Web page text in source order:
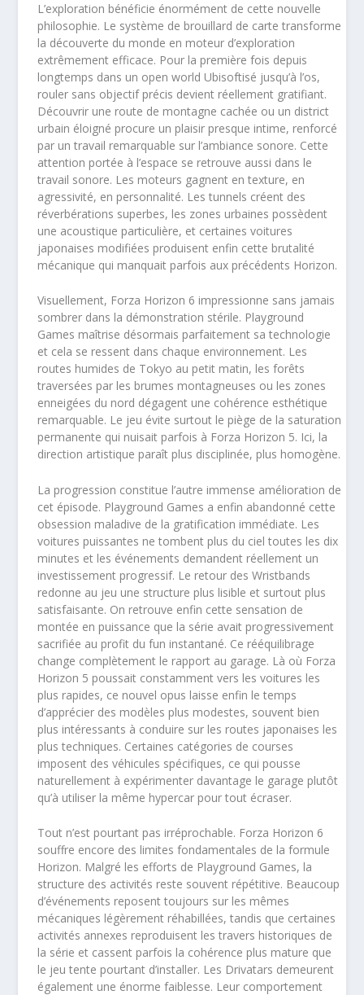
L’exploration bénéficie énormément de cette nouvelle
philosophie. Le système de brouillard de carte transforme
la découverte du monde en moteur d’exploration
extrêmement efficace. Pour la première fois depuis
longtemps dans un open world Ubisoftisé jusqu’à l’os,
rouler sans objectif précis devient réellement gratifiant.
Découvrir une route de montagne cachée ou un district
urbain éloigné procure un plaisir presque intime, renforcé
par un travail remarquable sur l’ambiance sonore. Cette
attention portée à l’espace se retrouve aussi dans le
travail sonore. Les moteurs gagnent en texture, en
agressivité, en personnalité. Les tunnels créent des
réverbérations superbes, les zones urbaines possèdent
une acoustique particulière, et certaines voitures
japonaises modifiées produisent enfin cette brutalité
mécanique qui manquait parfois aux précédents Horizon.
Visuellement, Forza Horizon 6 impressionne sans jamais
sombrer dans la démonstration stérile. Playground
Games maîtrise désormais parfaitement sa technologie
et cela se ressent dans chaque environnement. Les
routes humides de Tokyo au petit matin, les forêts
traversées par les brumes montagneuses ou les zones
enneigées du nord dégagent une cohérence esthétique
remarquable. Le jeu évite surtout le piège de la saturation
permanente qui nuisait parfois à Forza Horizon 5. Ici, la
direction artistique paraît plus disciplinée, plus homogène.
La progression constitue l’autre immense amélioration de
cet épisode. Playground Games a enfin abandonné cette
obsession maladive de la gratification immédiate. Les
voitures puissantes ne tombent plus du ciel toutes les dix
minutes et les événements demandent réellement un
investissement progressif. Le retour des Wristbands
redonne au jeu une structure plus lisible et surtout plus
satisfaisante. On retrouve enfin cette sensation de
montée en puissance que la série avait progressivement
sacrifiée au profit du fun instantané. Ce rééquilibrage
change complètement le rapport au garage. Là où Forza
Horizon 5 poussait constamment vers les voitures les
plus rapides, ce nouvel opus laisse enfin le temps
d’apprécier des modèles plus modestes, souvent bien
plus intéressants à conduire sur les routes japonaises les
plus techniques. Certaines catégories de courses
imposent des véhicules spécifiques, ce qui pousse
naturellement à expérimenter davantage le garage plutôt
qu’à utiliser la même hypercar pour tout écraser.
Tout n’est pourtant pas irréprochable. Forza Horizon 6
souffre encore des limites fondamentales de la formule
Horizon. Malgré les efforts de Playground Games, la
structure des activités reste souvent répétitive. Beaucoup
d’événements reposent toujours sur les mêmes
mécaniques légèrement réhabillées, tandis que certaines
activités annexes reproduisent les travers historiques de
la série et cassent parfois la cohérence plus mature que
le jeu tente pourtant d’installer. Les Drivatars demeurent
également une énorme faiblesse. Leur comportement